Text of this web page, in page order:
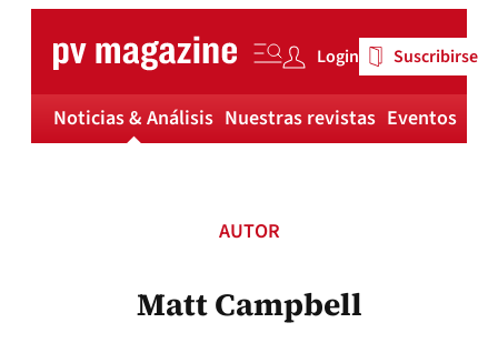
content
Login Suscribirse
Noticias & Análisis Nuestras revistas Eventos
AUTOR
Matt Campbell